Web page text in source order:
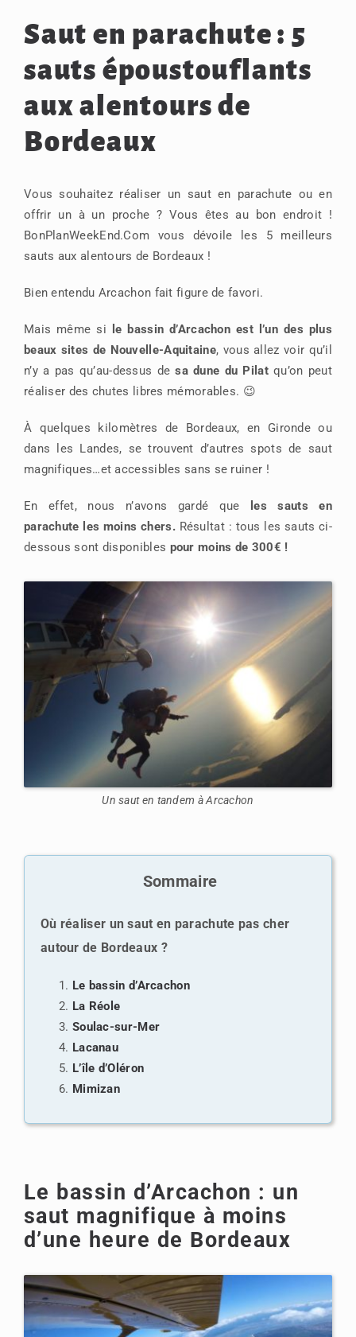
Saut en parachute : 5
sauts époustouflants
aux alentours de
Bordeaux
Vous souhaitez réaliser un saut en parachute ou en
offrir un à un proche ? Vous êtes au bon endroit !
BonPlanWeekEnd.Com vous dévoile les 5 meilleurs
sauts aux alentours de Bordeaux !
Bien entendu Arcachon fait figure de favori.
Mais même si
le bassin d’Arcachon est l’un des plus
beaux sites de Nouvelle-Aquitaine, vous allez voir qu’il
n’y a pas qu’au-dessus desa dune du Pilatqu’on peut
réaliser des chutes libres mémorables. 😉
À quelques kilomètres de Bordeaux, en Gironde ou
dans les Landes, se trouvent d’autres spots de saut
magnifiques…et accessibles sans se ruiner !
En effet, nous n’avons gardé que
les sauts en
parachute les moins chers.Résultat : tous les sauts ci-
dessous sont disponibles pour moins de 300€ !
Un saut en tandem à Arcachon
Sommaire
Où réaliser un saut en parachute pas cher
autour de Bordeaux ?
Le bassin d’Arcachon
La Réole
Soulac-sur-Mer
Lacanau
L’île d’Oléron
Mimizan
Le bassin d’Arcachon : un
saut magnifique à moins
d’une heure de Bordeaux